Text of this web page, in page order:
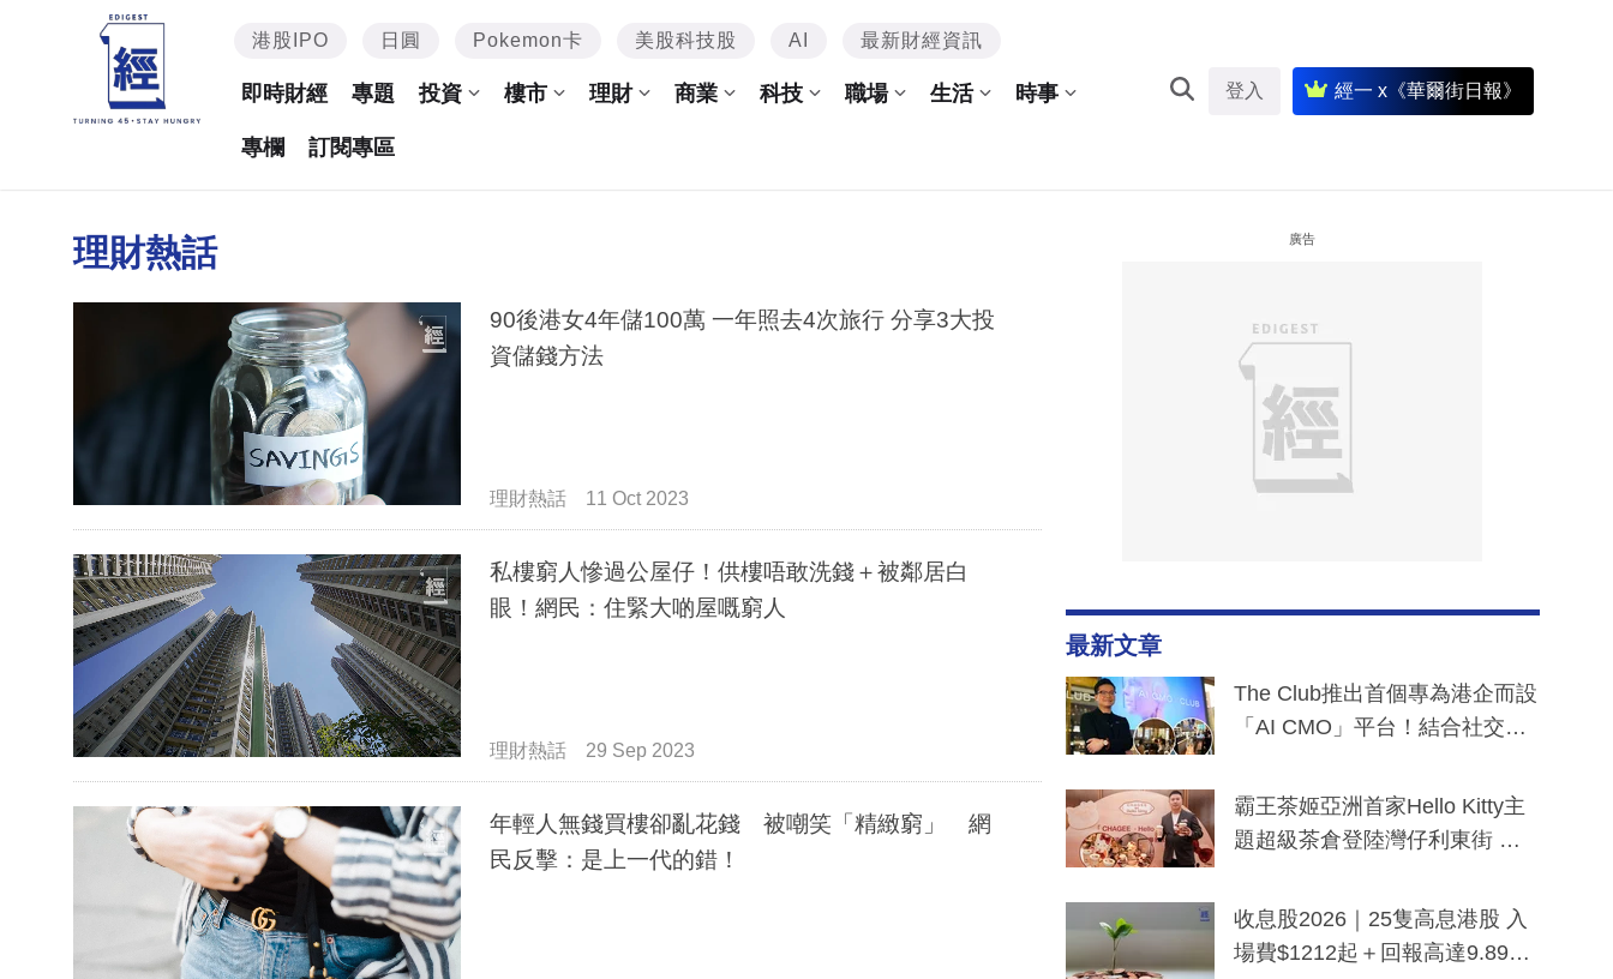
港股IPO 日圓 Pokemon卡 美股科技股 AI 最新財經資訊
即時財經 專題 投資 樓市 理財 商業 科技 職場 生活 時事
專欄 訂閱專區
登入 經一 x《華爾街日報》
理財熱話
90後港女4年儲100萬 一年照去4次旅行 分享3大投
資儲錢方法
理財熱話 11 Oct 2023
私樓窮人慘過公屋仔！供樓唔敢洗錢＋被鄰居白
眼！網民：住緊大啲屋嘅窮人
理財熱話 29 Sep 2023
年輕人無錢買樓卻亂花錢 被嘲笑「精緻窮」 網
民反擊：是上一代的錯！
廣告
最新文章
The Club推出首個專為港企而設
「AI CMO」平台！結合社交聆
分鐘生成「貼地」宣傳短片
霸王茶姬亞洲首家Hello Kitty主
題超級茶倉登陸灣仔利東街 推
y及香港限定特調系列
收息股2026｜25隻高息港股 入
場費$1212起＋回報高達9.89